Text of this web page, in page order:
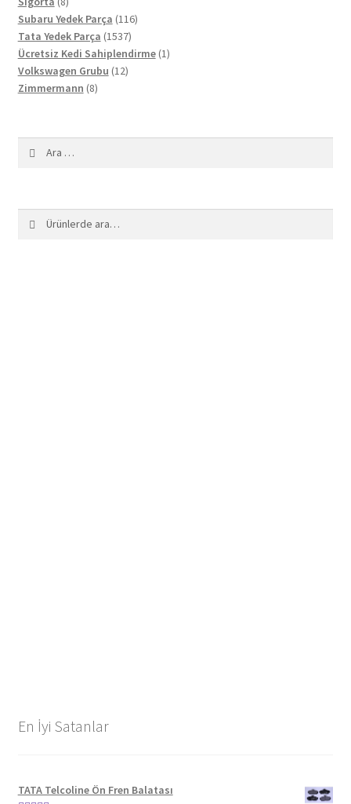
ürün
Subaru Yedek Parça 116116
Tata Yedek Parça 15371537
ürün
Ücretsiz Kedi Sahiplendirme 11
Volkswagen Grubu 1212
Zimmermann 88
En İyi Satanlar
TATA Telcoline Ön Fren Balatası